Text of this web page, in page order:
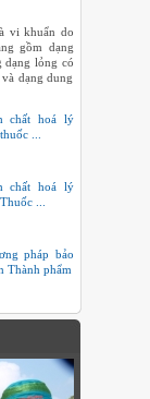
vi khuẩn do
gồm dạng
dạng lỏng có
dạng dung
chất hoá lý
...
chất hoá lý
...
pháp bảo
Thành phẩm